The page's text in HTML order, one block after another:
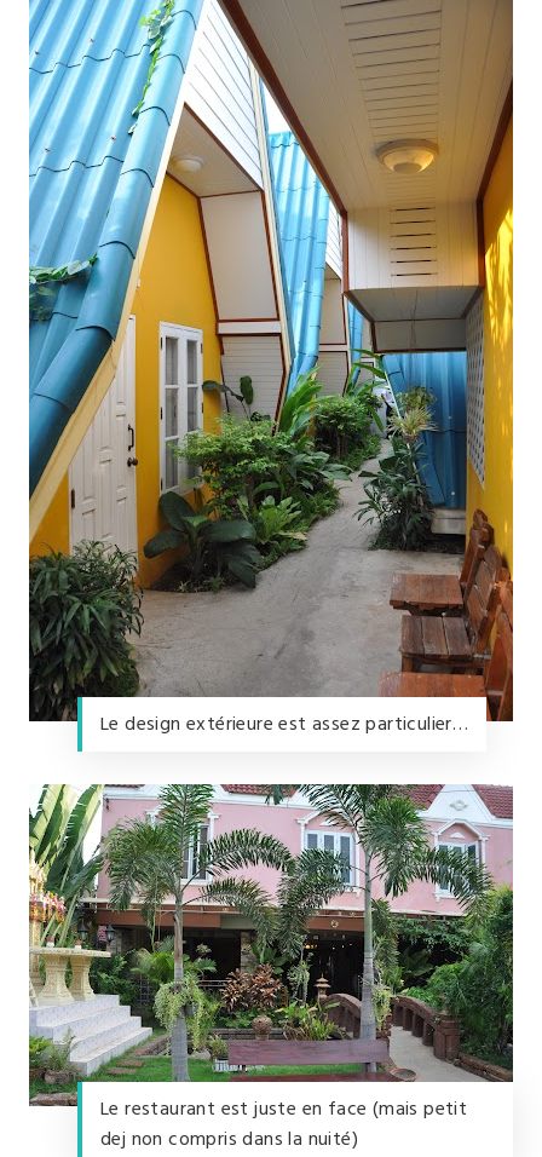
Le design extérieure est assez particulier…
Le restaurant est juste en face (mais petit
dej non compris dans la nuité)